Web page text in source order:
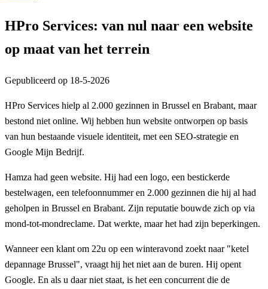
HPro Services: van nul naar een website
op maat van het terrein
Gepubliceerd op 18-5-2026
HPro Services hielp al 2.000 gezinnen in Brussel en Brabant, maar
bestond niet online. Wij hebben hun website ontworpen op basis
van hun bestaande visuele identiteit, met een SEO-strategie en
Google Mijn Bedrijf.
Hamza had geen website. Hij had een logo, een bestickerde
bestelwagen, een telefoonnummer en 2.000 gezinnen die hij al had
geholpen in Brussel en Brabant. Zijn reputatie bouwde zich op via
mond-tot-mondreclame. Dat werkte, maar het had zijn beperkingen.
Wanneer een klant om 22u op een winteravond zoekt naar "ketel
depannage Brussel", vraagt hij het niet aan de buren. Hij opent
Google. En als u daar niet staat, is het een concurrent die de